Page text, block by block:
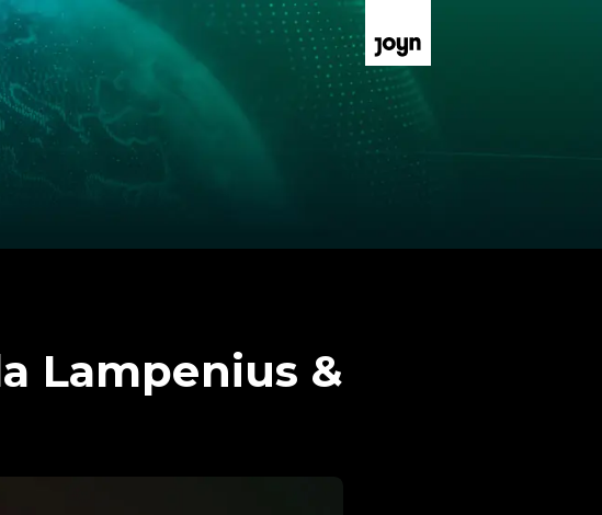
Lampenius &